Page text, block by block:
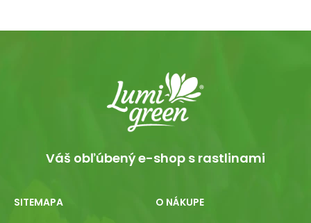
Váš obľúbený e-shop s rastlinami
SITEMAPA O NÁKUPE